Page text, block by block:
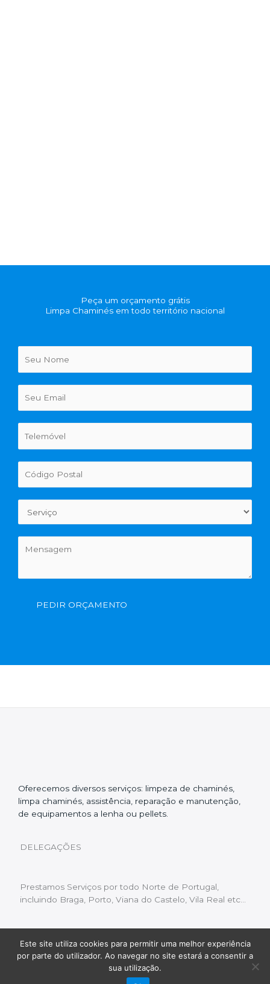
Peça um orçamento grátis
Limpa Chaminés em todo território nacional
PEDIR ORÇAMENTO
Oferecemos diversos serviços: limpeza de chaminés,
limpa chaminés, assistência, reparação e manutenção,
de equipamentos a lenha ou pellets.
DELEGAÇÕES
Prestamos Serviços por todo Norte de Portugal,
incluindo Braga, Porto, Viana do Castelo, Vila Real etc…
Livro de Reclamações | Política de Privacidade
Copyright © 2022 Limpeza Chaminés | Desenvolvido
Fluxo Digital – a inovar a web
Este site utiliza cookies para permitir uma melhor experiência
por parte do utilizador. Ao navegar no site estará a consentir a
sua utilização.